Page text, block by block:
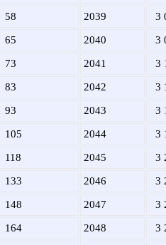
58 2039 3
65 2040 3
73 2041 3
83 2042 3
93 2043 3
105 2044 3
118 2045 3
133 2046 3
148 2047 3
164 2048 3